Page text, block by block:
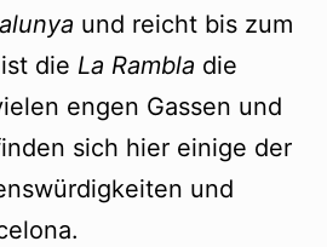
und reicht bis zum
die La Rambla die
engen Gassen und
sich hier einige der
und